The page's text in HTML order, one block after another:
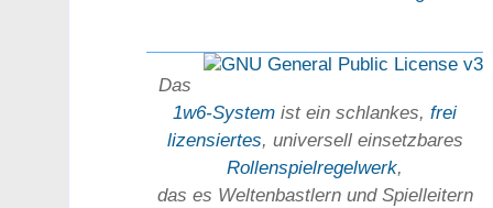
Das
1w6-System ist ein schlankes,frei
lizensiertes, universell einsetz­bares
Rollen­spielregel­werk,
das es Welten­bastlern und Spiel­leitern